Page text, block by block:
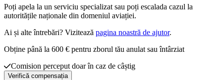
Poți apela la un serviciu specializat sau poți escalada cazul la
autoritățile naționale din domeniul aviației.
Ai și alte întrebări? Vizitează pagina noastră de ajutor.
Obține până la 600 € pentru zborul tău anulat sau întârziat
Comision perceput doar în caz de câștig
Verifică compensația